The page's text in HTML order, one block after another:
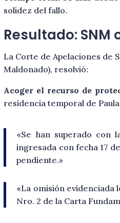
solidez del fallo.
Resultado:
La Corte de Apelaciones de
Maldonado), resolvió:
Acoger el recurso de
residencia temporal de Paula
«Se han superado con
ingresada con fecha 17
pendiente.»
«La omisión
Nro. 2 de la Carta